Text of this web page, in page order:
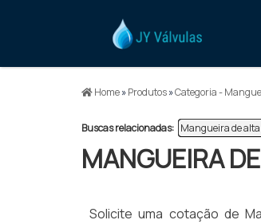
Home»Produtos»Categoria -
Buscas relacionadas: Mangueira de
MANGUEIRA
Solicite uma cotação de